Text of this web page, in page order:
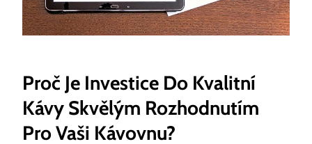
Proč Je Investice Do Kvalitní
Kávy Skvělým Rozhodnutím
Pro Vaši Kávovnu?